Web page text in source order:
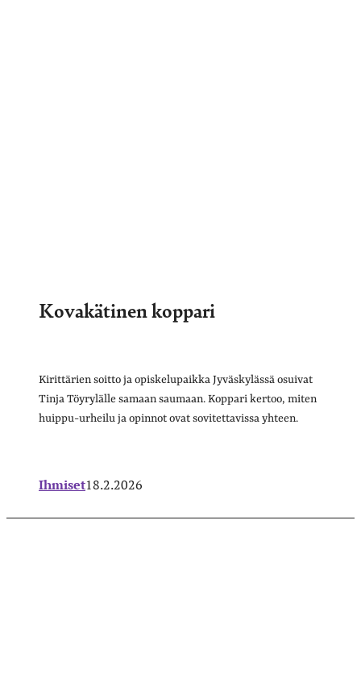
Kovakätinen koppari
Kirittärien soitto ja opiskelupaikka Jyväskylässä osuivat
Tinja Töyrylälle samaan saumaan. Koppari kertoo, miten
huippu-urheilu ja opinnot ovat sovitettavissa yhteen.
Ihmiset18.2.2026